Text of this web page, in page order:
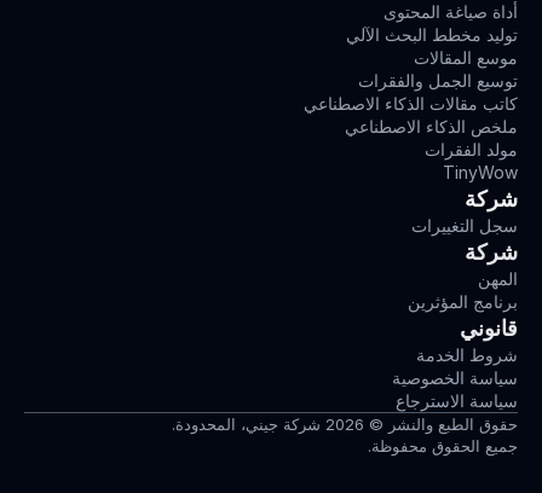
أداة صياغة المحتوى
توليد مخطط البحث الآلي
موسع المقالات
توسيع الجمل والفقرات
كاتب مقالات الذكاء الاصطناعي
ملخص الذكاء الاصطناعي
مولد الفقرات
TinyWow
شركة
سجل التغييرات
شركة
المهن
برنامج المؤثرين
قانوني
شروط الخدمة
سياسة الخصوصية
سياسة الاسترجاع
حقوق الطبع والنشر © 2026 شركة جيني، المحدودة.
جميع الحقوق محفوظة.